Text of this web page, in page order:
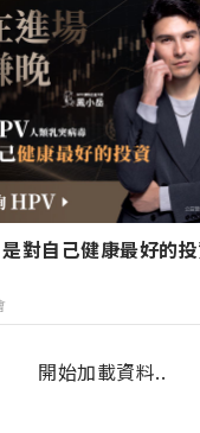
對自己健康最好的
開始加載資料..